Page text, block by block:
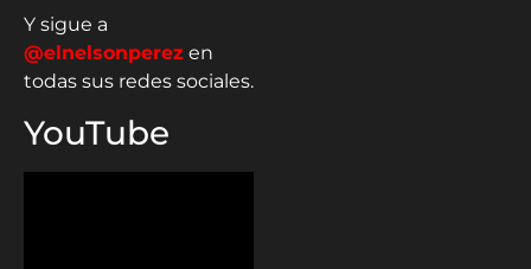
Y sigue a
@elnelsonperez en
todas sus redes sociales.
YouTube